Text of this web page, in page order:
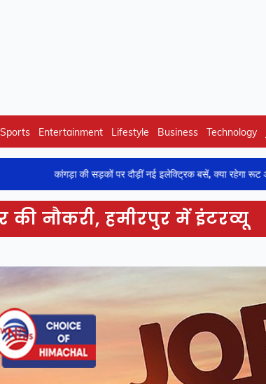
Sports Entertainment Lifestyle Business Technology
की सड़कों पर दौड़ीं नई इलेक्ट्रिक बसें, क्या रहेगा रूट और टाइमिंग-जानें
नौकरी, हमीरपुर में इंटरव्यू